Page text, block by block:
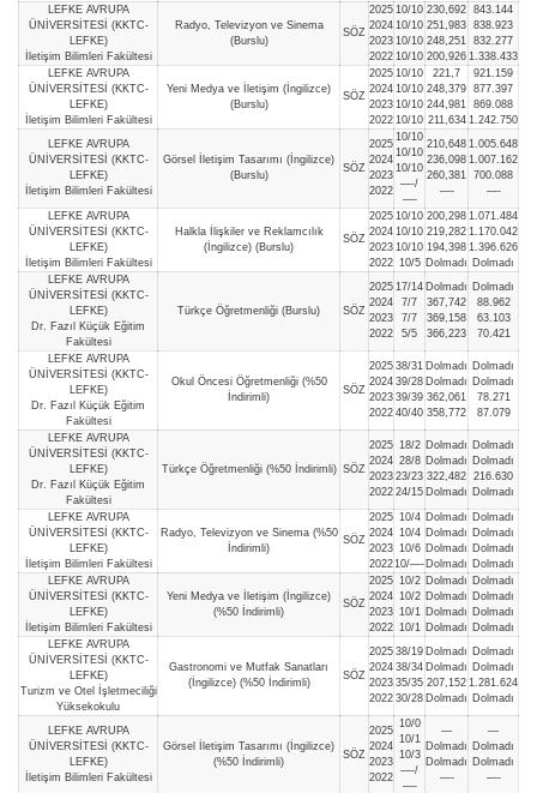
LEFKE AVRUPA
ÜNİVERSİTESİ (KKTC-
LEFKE)
İletişim Bilimleri Fakültesi
Radyo, Televizyon ve Sinema
(Burslu)
SÖZ
2025
2024
2023
2022
10/10
10/10
10/10
10/10
230,692
251,983
248,251
200,926
843.144
838.923
832.277
1.338.433
LEFKE AVRUPA
ÜNİVERSİTESİ (KKTC-
LEFKE)
İletişim Bilimleri Fakültesi
Yeni Medya ve İletişim (İngilizce)
(Burslu)
SÖZ
2025
2024
2023
2022
10/10
10/10
10/10
10/10
221,7
248,379
244,981
211,634
921.159
877.397
869.088
1.242.750
LEFKE AVRUPA
ÜNİVERSİTESİ (KKTC-
LEFKE)
İletişim Bilimleri Fakültesi
Görsel İletişim Tasarımı (İngilizce)
(Burslu)
SÖZ
2025
2024
2023
2022
10/10
10/10
10/10
—-/
—-
210,648
236,098
260,381
—-
1.005.648
1.007.162
700.088
—-
LEFKE AVRUPA
ÜNİVERSİTESİ (KKTC-
LEFKE)
İletişim Bilimleri Fakültesi
Halkla İlişkiler ve Reklamcılık
(İngilizce) (Burslu)
SÖZ
2025
2024
2023
2022
10/10
10/10
10/10
10/5
200,298
219,282
194,398
Dolmadı
1.071.484
1.170.042
1.396.626
Dolmadı
LEFKE AVRUPA
ÜNİVERSİTESİ (KKTC-
LEFKE)
Dr. Fazıl Küçük Eğitim
Fakültesi
Türkçe Öğretmenliği (Burslu) SÖZ
2025
2024
2023
2022
17/14
7/7
7/7
5/5
Dolmadı
367,742
369,158
366,223
Dolmadı
88.962
63.103
70.421
LEFKE AVRUPA
ÜNİVERSİTESİ (KKTC-
LEFKE)
Dr. Fazıl Küçük Eğitim
Fakültesi
Okul Öncesi Öğretmenliği (%50
İndirimli)
SÖZ
2025
2024
2023
2022
38/31
39/28
39/39
40/40
Dolmadı
Dolmadı
362,061
358,772
Dolmadı
Dolmadı
78.271
87.079
LEFKE AVRUPA
ÜNİVERSİTESİ (KKTC-
LEFKE)
Dr. Fazıl Küçük Eğitim
Fakültesi
Türkçe Öğretmenliği (%50 İndirimli) SÖZ
2025
2024
2023
2022
18/2
28/8
23/23
24/15
Dolmadı
Dolmadı
322,482
Dolmadı
Dolmadı
Dolmadı
216.630
Dolmadı
LEFKE AVRUPA
ÜNİVERSİTESİ (KKTC-
LEFKE)
İletişim Bilimleri Fakültesi
Radyo, Televizyon ve Sinema (%50
İndirimli)
SÖZ
2025
2024
2023
2022
10/4
10/4
10/6
10/—-
Dolmadı
Dolmadı
Dolmadı
Dolmadı
Dolmadı
Dolmadı
Dolmadı
Dolmadı
LEFKE AVRUPA
ÜNİVERSİTESİ (KKTC-
LEFKE)
İletişim Bilimleri Fakültesi
Yeni Medya ve İletişim (İngilizce)
(%50 İndirimli)
SÖZ
2025
2024
2023
2022
10/2
10/2
10/1
10/1
Dolmadı
Dolmadı
Dolmadı
Dolmadı
Dolmadı
Dolmadı
Dolmadı
Dolmadı
LEFKE AVRUPA
ÜNİVERSİTESİ (KKTC-
LEFKE)
Turizm ve Otel İşletmeciliği
Yüksekokulu
Gastronomi ve Mutfak Sanatları
(İngilizce) (%50 İndirimli)
SÖZ
2025
2024
2023
2022
38/19
38/34
35/35
30/28
Dolmadı
Dolmadı
207,152
Dolmadı
Dolmadı
Dolmadı
1.281.624
Dolmadı
LEFKE AVRUPA
ÜNİVERSİTESİ (KKTC-
LEFKE)
İletişim Bilimleri Fakültesi
Görsel İletişim Tasarımı (İngilizce)
(%50 İndirimli)
SÖZ
2025
2024
2023
2022
10/0
10/1
10/3
—-/
—-
—
Dolmadı
Dolmadı
—-
—
Dolmadı
Dolmadı
—-